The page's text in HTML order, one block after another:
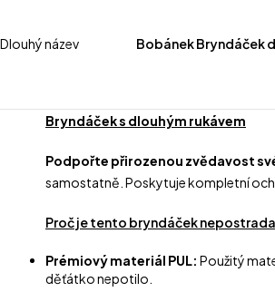
Dlouhý název Bobánek Bryndáček
Bryndáček s dlouhým rukávem
Podpořte přirozenou zvědavost
samostatně. Poskytuje kompletní
Proč je tento bryndáček
Prémiový materiál PUL: Použitý
děťátko nepotilo.